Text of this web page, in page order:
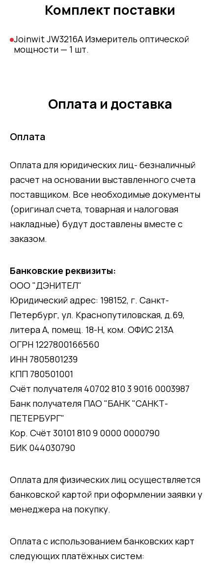
Комплект поставки
Joinwit JW3216A Измеритель оптической
мощности — 1 шт.
Оплата и доставка
Оплата
Оплата для юридических лиц- безналичный
расчет на основании выставленного счета
поставщиком. Все необходимые документы
(оригинал счета, товарная и налоговая
накладные) будут доставлены вместе с
заказом.
Банковские реквизиты:
ООО "ДЭНИТЕЛ"
Юридический адрес: 198152, г. Санкт-
Петербург, ул. Краснопутиловская, д.69,
литера А, помещ. 18-Н, ком. ОФИС 213А
ОГРН 1227800166560
ИНН 7805801239
КПП 780501001
Счёт получателя 40702 810 3 9016 0003987
Банк получателя ПАО "БАНК "САНКТ-
ПЕТЕРБУРГ"
Кор. Счёт 30101 810 9 0000 0000790
БИК 044030790
Оплата для физических лиц осуществляется
банковской картой при оформлении заявки у
менеджера на покупку.
Оплата с использованием банковских карт
следующих платёжных систем: